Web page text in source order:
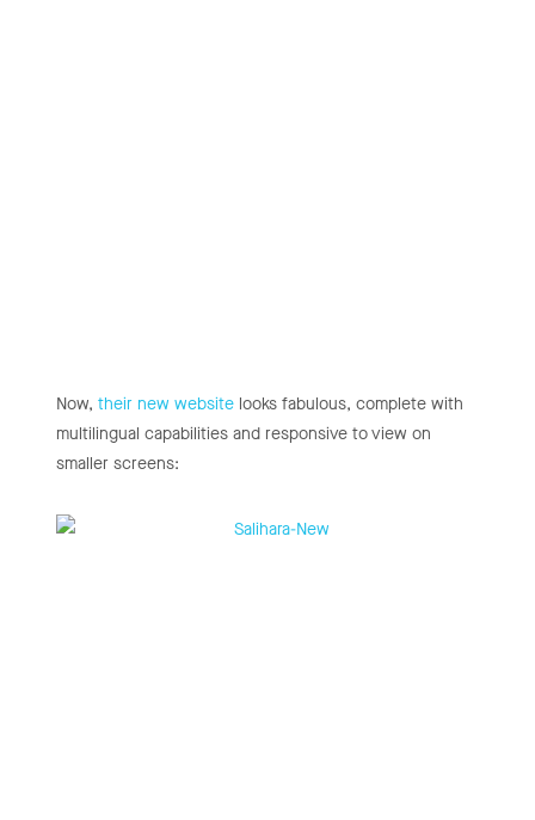
Now, their new website looks fabulous, complete with
multilingual capabilities and responsive to view on
smaller screens: